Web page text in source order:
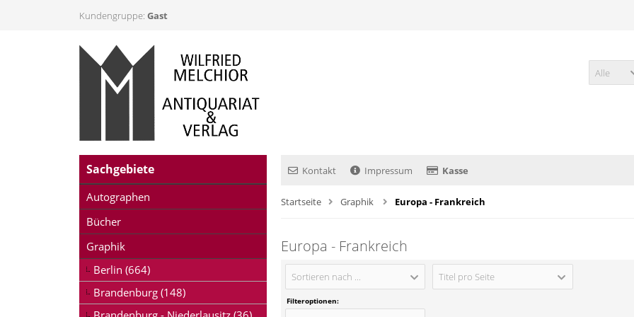
Kundengruppe: Gast
Alle
Kontakt Impressum Kasse
Startseite Graphik Europa - Frankreich
Europa - Frankreich
Sortieren nach ... Titel pro Seite
Filteroptionen:
Sachgebiete
Autographen
Bücher
Graphik
Berlin (664)
Brandenburg (148)